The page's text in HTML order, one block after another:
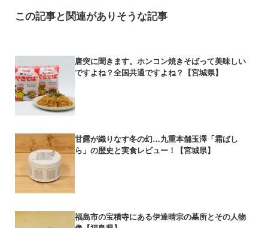
この記事と関連がありそうな記事
唐突に聞きます。ホンコン焼きそばって美味しい
ですよね？全国共通ですよね？【宮城県】
甘露が織りなす冬の幻…九重本舗玉澤「霜ばし
ら」の歴史と実食レビュー！【宮城県】
福島市の宝積寺にある伊達晴宗の墓所とその人物